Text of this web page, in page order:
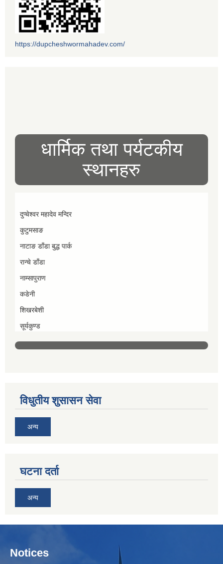
https://dupcheshwormahadev.com/
धार्मिक तथा पर्यटकीय
स्थानहरु
दुप्चेश्वर महादेव मन्दिर
कुटुमसाङ
नाटाङ डाँडा बुद्ध पार्क
रान्चे डाँडा
नाम्सापुराण
कडेनी
शिखरबेशी
सूर्यकुण्ड
विधुतीय शुसासन सेवा
अन्य
घटना दर्ता
अन्य
Notices